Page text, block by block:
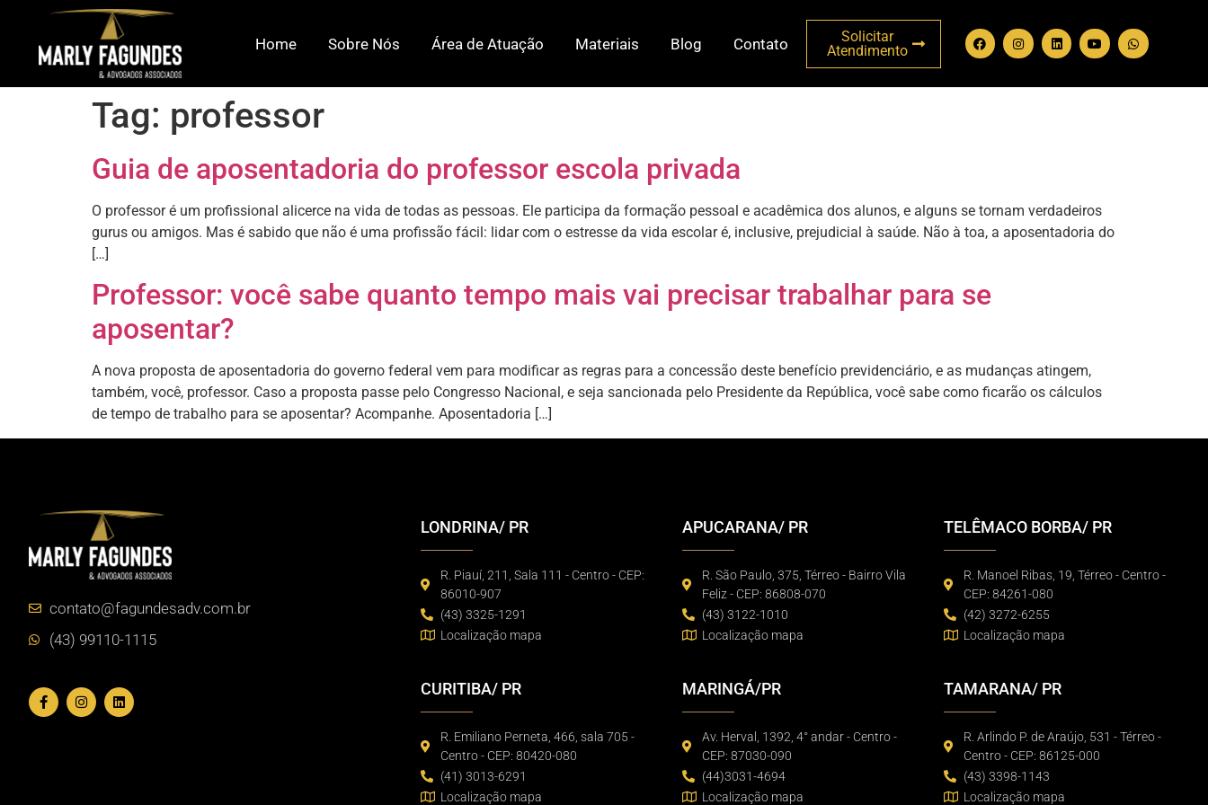
Home Sobre Nós Área de Atuação Materiais Blog Contato
Solicitar
Atendimento
Tag: professor
Guia de aposentadoria do professor escola privada
O professor é um profissional alicerce na vida de todas as pessoas. Ele participa da formação pessoal e acadêmica dos alunos, e alguns se tornam verdadeiros
gurus ou amigos. Mas é sabido que não é uma profissão fácil: lidar com o estresse da vida escolar é, inclusive, prejudicial à saúde. Não à toa, a aposentadoria do
[…]
Professor: você sabe quanto tempo mais vai precisar trabalhar para se
aposentar?
A nova proposta de aposentadoria do governo federal vem para modificar as regras para a concessão deste benefício previdenciário, e as mudanças atingem,
também, você, professor. Caso a proposta passe pelo Congresso Nacional, e seja sancionada pelo Presidente da República, você sabe como ficarão os cálculos
de tempo de trabalho para se aposentar? Acompanhe. Aposentadoria […]
contato@fagundesadv.com.br
(43) 99110-1115
LONDRINA/ PR
R. Piauí, 211, Sala 111 - Centro - CEP:
86010-907
(43) 3325-1291
Localização mapa
CURITIBA/ PR
R. Emiliano Perneta, 466, sala 705 -
Centro - CEP: 80420-080
(41) 3013-6291
Localização mapa
APUCARANA/ PR
R. São Paulo, 375, Térreo - Bairro Vila
Feliz - CEP: 86808-070
(43) 3122-1010
Localização mapa
MARINGÁ/PR
Av. Herval, 1392, 4° andar - Centro -
CEP: 87030-090
(44)3031-4694
Localização mapa
TELÊMACO BORBA/ PR
R. Manoel Ribas, 19, Térreo - Centro -
CEP: 84261-080
(42) 3272-6255
Localização mapa
TAMARANA/ PR
R. Arlindo P. de Araújo, 531 - Térreo -
Centro - CEP: 86125-000
(43) 3398-1143
Localização mapa